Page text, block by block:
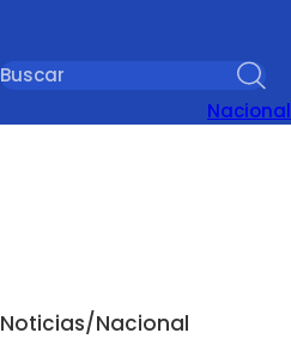
Nacional
Noticias/Nacional